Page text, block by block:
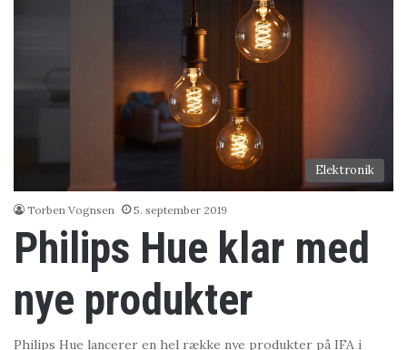
Elektronik
Torben Vognsen 5. september 2019
Philips Hue klar med
nye produkter
Philips Hue lancerer en hel række nye produkter på IFA i